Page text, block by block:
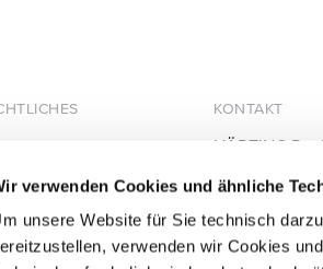
verwenden Cookies und ähnliche
unsere Website für Sie technisch
verwenden wir Cookies
KONTAKT
HÄRTING
10115 Berlin
+49 30
+49 30